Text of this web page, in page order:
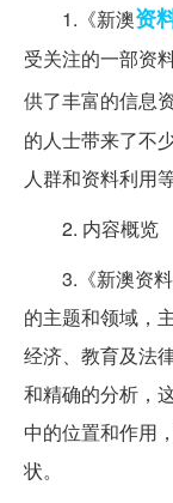
1.《新澳资
受关注的一部资
供了丰富的信息
的人士带来了不
人群和资料利用
2. 内容概览
3.《新澳资料
的主题和领域，
经济、教育及法
和精确的分析，
中的位置和作用
状。